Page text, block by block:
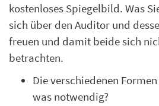
kostenloses Spiegelbild. Was
sich über den Auditor und
freuen und damit beide sich
betrachten.
Die verschiedenen
was notwendig?